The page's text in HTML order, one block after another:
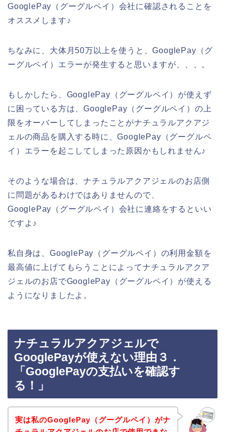
GooglePay（グーグルペイ）会社に確認されることを
オススメします♪
ちなみに、大体月50万以上を使うと、GooglePay（グ
ーグルペイ）エラーが発生すると思いますが、、、。
もしかしたら、GooglePay（グーグルペイ）が使えず
に困っている方は、GooglePay（グーグルペイ）の上
限をオーバーしてしまったことがナチュラルアクアジ
ェルの商品を購入する時に、GooglePay（グーグルペ
イ）エラーを起こしてしまった原因かもしれません♪
そのような場合は、ナチュラルアクアジェルのお店側
に問題があるわけではありませんので、
GooglePay（グーグルペイ）会社に連絡をするといい
ですよ♪
私自身は、GooglePay（グーグルペイ）の利用金額を
最高値に上げてもらうことによってナチュラルアクア
ジェルのお店でGooglePay（グーグルペイ）が使える
ようになりましたよ。
ナチュラルアクアジェルで
GooglePayが使えない理由３．
「GooglePayの支払いを確認す
る！」
実は私のGooglePay（グーグルペイ）がナ